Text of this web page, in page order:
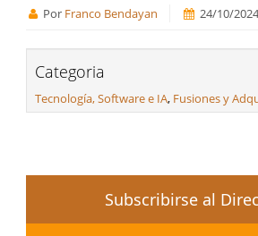
Por Franco Bendayan 24/10/2024
Categoria
Tecnología, Software e IA, Fusiones y
Subscribirse al